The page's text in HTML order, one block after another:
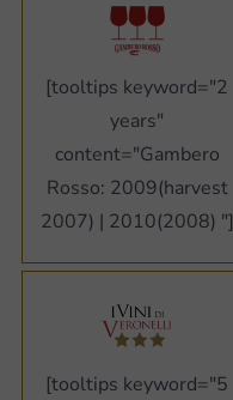
[tooltips keyword="2
years"
content="Gambero
Rosso: 2009(harvest
2007) | 2010(2008) "]
[tooltips keyword="5